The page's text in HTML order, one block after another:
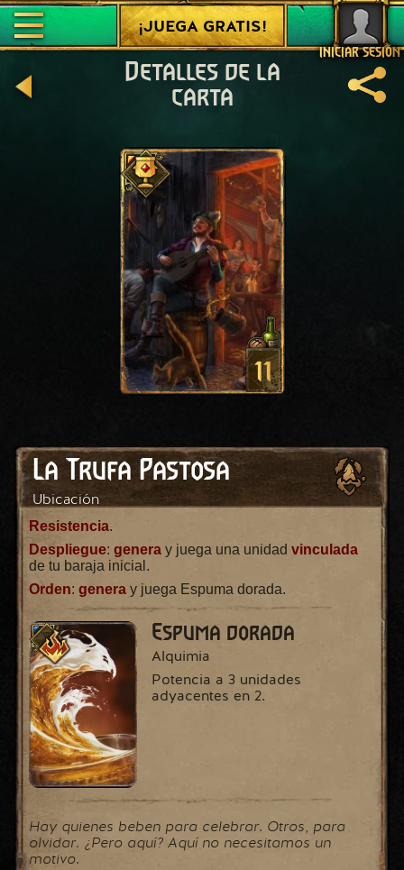
INICIAR SESIÓN
¡JUEGA GRATIS!
Detalles de la
carta
11
La Trufa Pastosa
Ubicación
Resistencia.
Despliegue: genera y juega una unidad vinculada
de tu baraja inicial.
Orden: genera y juega Espuma dorada.
Espuma dorada
Alquimia
Potencia a 3 unidades
adyacentes en 2.
Hay quienes beben para celebrar. Otros, para
olvidar. ¿Pero aquí? Aquí no necesitamos un
motivo.